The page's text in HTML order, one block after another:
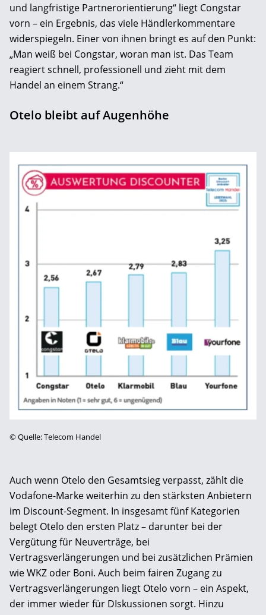
und langfristige Partnerorientierung“ liegt Congstar
vorn – ein Ergebnis, das viele Händlerkommentare
widerspiegeln. Einer von ihnen bringt es auf den Punkt:
„Man weiß bei Congstar, woran man ist. Das Team
reagiert schnell, professionell und zieht mit dem
Handel an ­einem Strang.“
Otelo bleibt auf Augenhöhe
©Quelle: Telecom Handel
Auch wenn Otelo den Gesamtsieg verpasst, zählt die
Vodafone-Marke weiterhin zu den stärksten Anbietern
im Discount-Segment. In insgesamt fünf Kategorien
belegt Otelo den ersten Platz – darunter bei der
Vergütung für Neuverträge, bei
Vertragsverlängerungen und bei zusätzlichen Prämien
wie WKZ oder Boni. Auch beim fairen Zugang zu
Vertragsverlängerungen liegt Otelo vorn – ein Aspekt,
der immer wieder für DIskussionen sorgt. Hinzu